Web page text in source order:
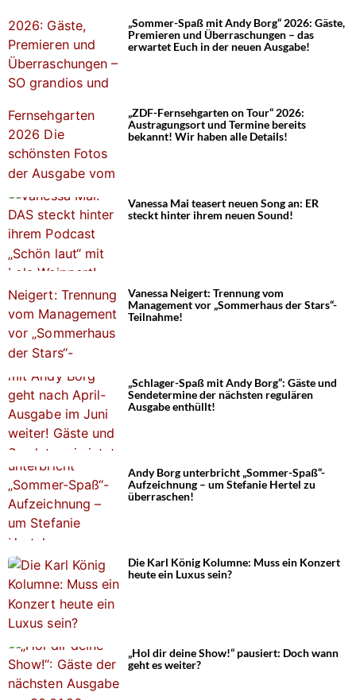
„Sommer-Spaß mit Andy Borg“ 2026: Gäste,
Premieren und Überraschungen – das
erwartet Euch in der neuen Ausgabe!
„ZDF-Fernsehgarten on Tour“ 2026:
Austragungsort und Termine bereits
bekannt! Wir haben alle Details!
Vanessa Mai teasert neuen Song an: ER
steckt hinter ihrem neuen Sound!
Vanessa Neigert: Trennung vom
Management vor „Sommerhaus der Stars“-
Teilnahme!
„Schlager-Spaß mit Andy Borg“: Gäste und
Sendetermine der nächsten regulären
Ausgabe enthüllt!
Andy Borg unterbricht „Sommer-Spaß“-
Aufzeichnung – um Stefanie Hertel zu
überraschen!
Die Karl König Kolumne: Muss ein Konzert
heute ein Luxus sein?
„Hol dir deine Show!“ pausiert: Doch wann
geht es weiter?